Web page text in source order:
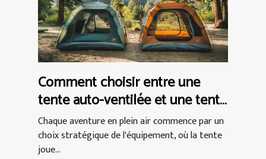
Comment choisir entre une
tente auto-ventilée et une tente
à air captif
Chaque aventure en plein air commence par un
choix stratégique de l'équipement, où la tente
joue...